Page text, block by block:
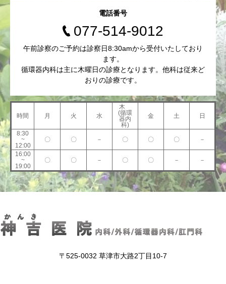
電話番号
077-514-9012
午前診察のご予約は診察日8:30amから受付いたしており
ます。
循環器内科は主に木曜日の診療となります。他科は従来ど
おりの診療です。
時間 月 火 水
木
(循環
器内
科)
金 土 日
8:30
~
12:00
〇 〇 － 〇 〇 〇 －
16:00
~
19:00
〇 〇 － 〇 〇 － －
〒525-0032 草津市大路2丁目10-7